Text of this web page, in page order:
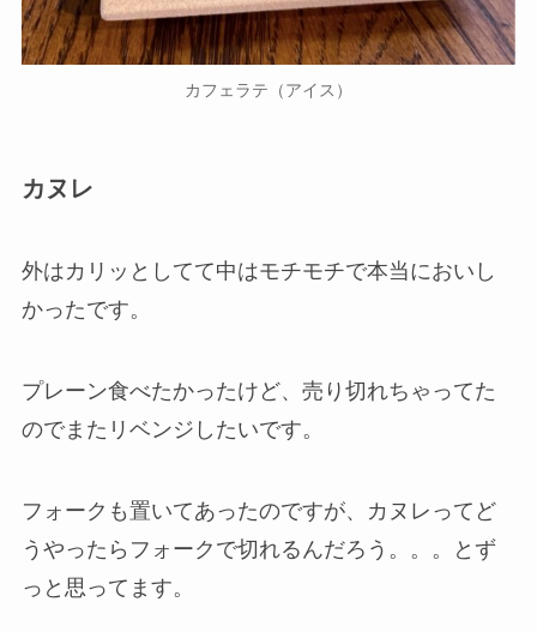
カフェラテ（アイス）
カヌレ
外はカリッとしてて中はモチモチで本当においし
かったです。
プレーン食べたかったけど、売り切れちゃってた
のでまたリベンジしたいです。
フォークも置いてあったのですが、カヌレってど
うやったらフォークで切れるんだろう。。。とず
っと思ってます。